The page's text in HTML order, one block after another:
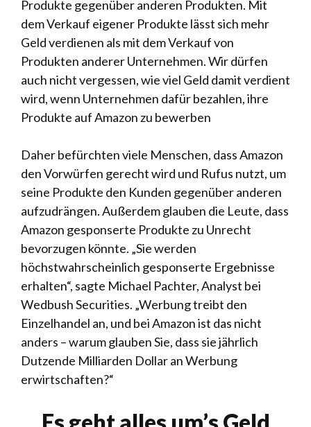
Produkte gegenüber anderen Produkten. Mit
dem Verkauf eigener Produkte lässt sich mehr
Geld verdienen als mit dem Verkauf von
Produkten anderer Unternehmen. Wir dürfen
auch nicht vergessen, wie viel Geld damit verdient
wird, wenn Unternehmen dafür bezahlen, ihre
Produkte auf Amazon zu bewerben
Daher befürchten viele Menschen, dass Amazon
den Vorwürfen gerecht wird und Rufus nutzt, um
seine Produkte den Kunden gegenüber anderen
aufzudrängen. Außerdem glauben die Leute, dass
Amazon gesponserte Produkte zu Unrecht
bevorzugen könnte. „Sie werden
höchstwahrscheinlich gesponserte Ergebnisse
erhalten“, sagte Michael Pachter, Analyst bei
Wedbush Securities. „Werbung treibt den
Einzelhandel an, und bei Amazon ist das nicht
anders – warum glauben Sie, dass sie jährlich
Dutzende Milliarden Dollar an Werbung
erwirtschaften?“